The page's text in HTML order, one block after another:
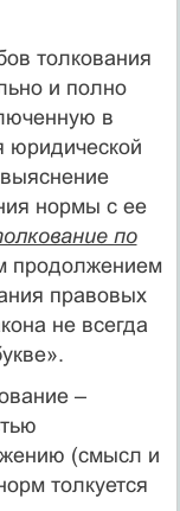
толкования
и полно
в
юридической
нормы с ее
по
продолжением
правовых
не всегда
–
(смысл и
толкуется